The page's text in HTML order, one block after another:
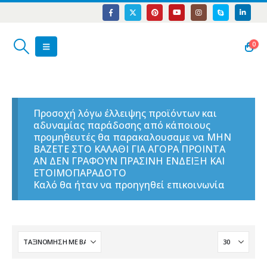
0
Προσοχή λόγω έλλειψης προϊόντων και
αδυναμίας παράδοσης από κάποιους
προμηθευτές θα παρακαλουσαμε να ΜΗΝ
ΒΑΖΕΤΕ ΣΤΟ ΚΑΛΑΘΙ ΓΙΑ ΑΓΟΡΑ ΠΡΟΙΝΤΑ
ΑΝ ΔΕΝ ΓΡΑΦΟΥΝ ΠΡΑΣΙΝΗ ΕΝΔΕΙΞΗ ΚΑΙ
ΕΤΟΙΜΟΠΑΡΑΔΟΤΟ
Καλό θα ήταν να προηγηθεί επικοινωνία